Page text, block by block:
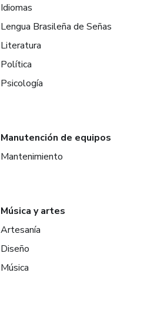
Idiomas
Lengua Brasileña de Señas
Literatura
Política
Psicología
Manutención de equipos
Mantenimiento
Música y artes
Artesanía
Diseño
Música